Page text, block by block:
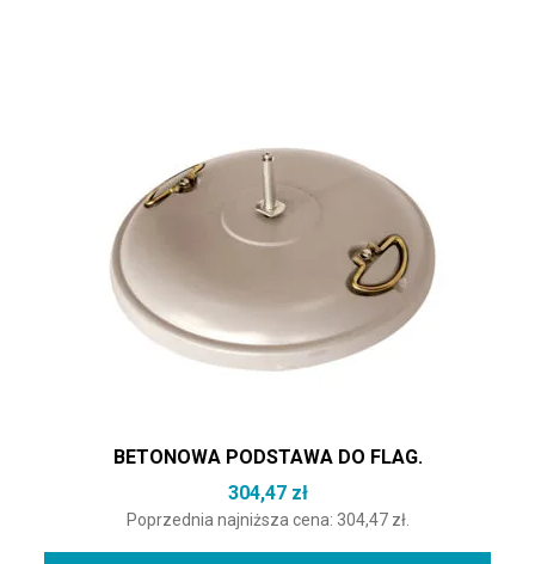
BETONOWA PODSTAWA DO FLAG.
304,47 zł
Poprzednia najniższa cena: 304,47 zł.